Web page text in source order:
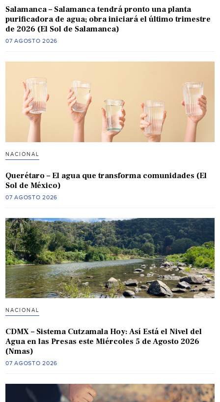
Salamanca – Salamanca tendrá pronto una planta
purificadora de agua; obra iniciará el último trimestre
de 2026 (El Sol de Salamanca)
07 AGOSTO 2026
NACIONAL
Querétaro – El agua que transforma comunidades (El
Sol de México)
07 AGOSTO 2026
NACIONAL
CDMX – Sistema Cutzamala Hoy: Así Está el Nivel del
Agua en las Presas este Miércoles 5 de Agosto 2026
(Nmas)
07 AGOSTO 2026